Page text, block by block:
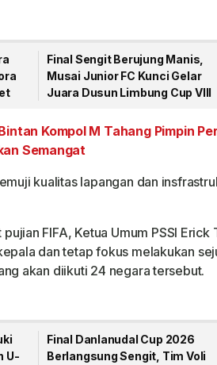
Final Sengit Berujung Manis,
Musai Junior FC Kunci Gelar
Juara Dusun Limbung Cup VIII
Kompol M Tahang Pimpin
Semangat
kualitas lapangan dan
FIFA, Ketua Umum PSSI
dan tetap fokus melakukan
akan diikuti 24 negara tersebut.
U-
Final Danlanudal Cup 2026
Berlangsung Sengit, Tim Voli